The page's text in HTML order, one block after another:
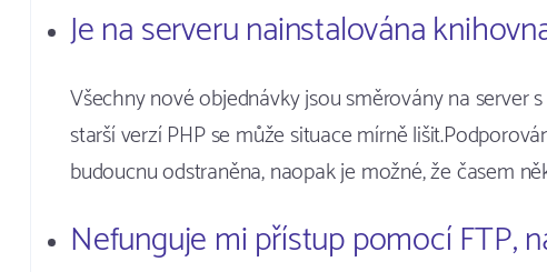
Je na serveru nainstalována
Všechny nové objednávky jsou směrovány na server
starší verzí PHP se může situace mírně
budoucnu odstraněna, naopak je možné, že časem
Nefunguje mi přístup pomocí FTP,